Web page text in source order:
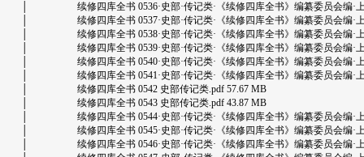
│ 续修四库全书 0536·史部·传记类·《续修四库全书》编纂委员会编·上
│ 续修四库全书 0537·史部·传记类·《续修四库全书》编纂委员会编·上
│ 续修四库全书 0538·史部·传记类·《续修四库全书》编纂委员会编·上
│ 续修四库全书 0539·史部·传记类·《续修四库全书》编纂委员会编·上
│ 续修四库全书 0540·史部·传记类·《续修四库全书》编纂委员会编·上
│ 续修四库全书 0541·史部·传记类·《续修四库全书》编纂委员会编·上
│ 续修四库全书 0542 史部传记类.pdf 57.67 MB
│ 续修四库全书 0543 史部传记类.pdf 43.87 MB
│ 续修四库全书 0544·史部·传记类·《续修四库全书》编纂委员会编·上
│ 续修四库全书 0545·史部·传记类·《续修四库全书》编纂委员会编·上
│ 续修四库全书 0546·史部·传记类·《续修四库全书》编纂委员会编·上